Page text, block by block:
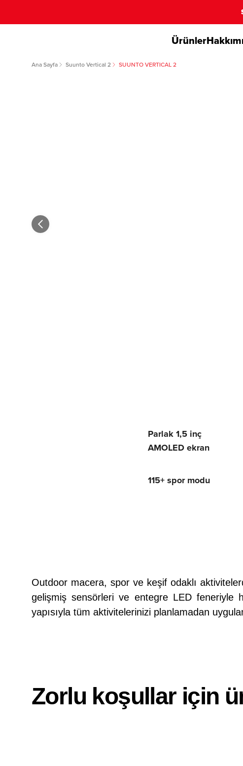
Ürünler
Ana Sayfa Suunto Vertical 2 SUUNTO VERTICAL 2
Parlak 1,5 inç
AMOLED ekran
115+ spor modu
Outdoor macera, spor ve keşif odaklı
gelişmiş sensörleri ve entegre LED feneriyle
yapısıyla tüm aktivitelerinizi planlamadan
Zorlu koşullar için